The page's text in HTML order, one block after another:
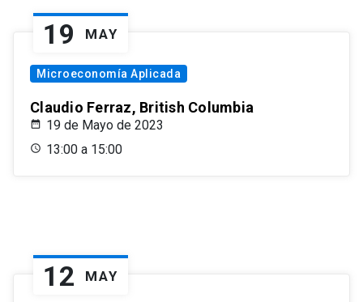
19 MAY
Microeconomía Aplicada
Claudio Ferraz, British Columbia
19 de Mayo de 2023
13:00 a 15:00
12 MAY